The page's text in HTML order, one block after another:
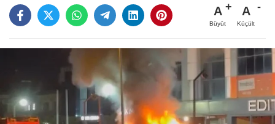
A
Büyüt
A
Küçült